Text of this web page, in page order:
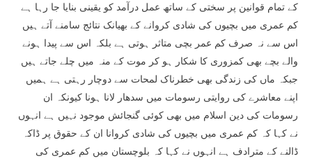
کے تمام قوانین پر سختی کے ساتھ عمل درآمد کو یقینی بنایا جا رہا ہے
کم عمری میں بچیوں کی شادی کروانے کے بھیانک نتائج سامنے آتے ہیں
اس سے نہ صرف کم عمر بچی متاثر ہوتی ہے بلکہ اس سے پیدا ہونے
والے بچے بھی کمزوری کا شکار ہو کر موت کے منہ میں چلے جاتے ہیں
جبکہ ماں کی زندگی بھی خطرناک لمحات سے دوچار رہتی ہے ہمیں
اپنے معاشرے کی روایتی رسومات میں سدھار لانا ہونا کیونکہ ان
رسومات کی دین اسلام میں بھی کوئی گنجائش موجود نہیں ہے انہوں
نے کہا کہ کم عمری میں بچیوں کی شادی کروانا ان کے حقوق پر ڈاکہ
ڈالنے کے مترادف ہے انہوں نے کہا کہ بلوچستان میں کم عمری کی